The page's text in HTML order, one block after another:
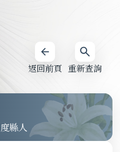
重新查詢
返回前頁
縣人